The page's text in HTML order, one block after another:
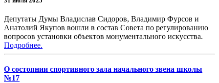
Депутаты Думы Владислав Сидоров, Владимир Фурсов и
Анатолий Якупов вошли в состав Совета по регулированию
вопросов установки объектов монументального искусства.
Подробнее.
О состоянии спортивного зала начального звена школы
№17